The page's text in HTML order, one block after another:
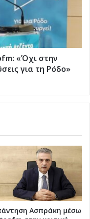
«Όχι στην
για τη Ρόδο»
Ασπράκη μέσω